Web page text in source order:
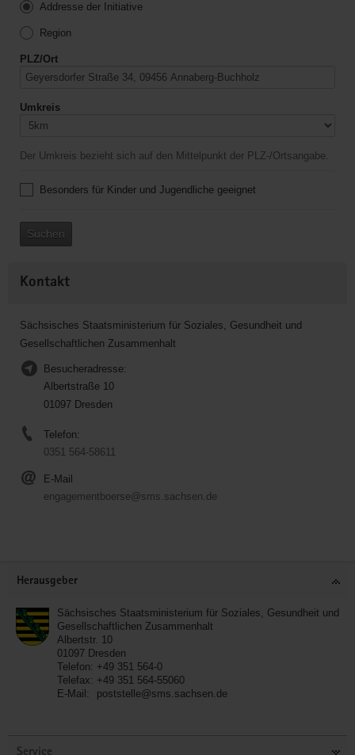
Addresse der Initiative
Region
PLZ/Ort
Umkreis
Der Umkreis bezieht sich auf den Mittelpunkt der PLZ-/Ortsangabe.
Besonders für Kinder und Jugendliche geeignet
Suchen
Kontakt
Sächsisches Staatsministerium für Soziales, Gesundheit und
Gesellschaftlichen Zusammenhalt
Besucheradresse:
Albertstraße 10
01097 Dresden
Telefon:
0351 564-58611
E-Mail
engagementboerse@sms.sachsen.de
Herausgeber
Sächsisches Staatsministerium für Soziales, Gesundheit und
Gesellschaftlichen Zusammenhalt
Albertstr. 10
01097 Dresden
Telefon: +49 351 564-0
Telefax: +49 351 564-55060
E-Mail:
poststelle@sms.sachsen.de
Service